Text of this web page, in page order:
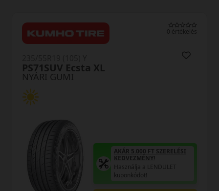
0 értékelés
NYÁRI GUMI
PS71SUV Ecsta XL
AKÁR 5.000 FT SZERELÉSI
KEDVEZMÉNY!
Használja a LENDÜLET
kuponkódot!